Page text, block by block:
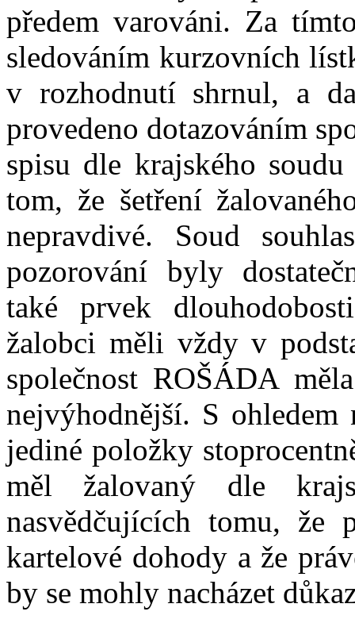
předem varováni. Za
sledováním kurzovních
v rozhodnutí shrnul, a
provedeno dotazováním
spisu dle krajského
tom, že šetření
nepravdivé. Soud
pozorování byly
také prvek
žalobci měli vždyv
společnost ROŠÁDA
nejvýhodnější. S
jediné položky
měl žalovaný dle
nasvědčujících tomu, že
kartelové dohody a že
by se mohly nacházet